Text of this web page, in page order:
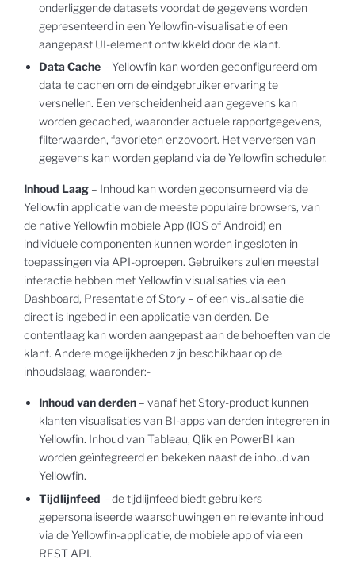
onderliggende datasets voordat de gegevens worden
gepresenteerd in een Yellowfin-visualisatie of een
aangepast UI-element ontwikkeld door de klant.
Data Cache – Yellowfin kan worden geconfigureerd om
data te cachen om de eindgebruiker ervaring te
versnellen. Een verscheidenheid aan gegevens kan
worden gecached, waaronder actuele rapportgegevens,
filterwaarden, favorieten enzovoort. Het verversen van
gegevens kan worden gepland via de Yellowfin scheduler.
Inhoud Laag – Inhoud kan worden geconsumeerd via de
Yellowfin applicatie van de meeste populaire browsers, van
de native Yellowfin mobiele App (IOS of Android) en
individuele componenten kunnen worden ingesloten in
toepassingen via API-oproepen. Gebruikers zullen meestal
interactie hebben met Yellowfin visualisaties via een
Dashboard, Presentatie of Story – of een visualisatie die
direct is ingebed in een applicatie van derden. De
contentlaag kan worden aangepast aan de behoeften van de
klant. Andere mogelijkheden zijn beschikbaar op de
inhoudslaag, waaronder:-
Inhoud van derden – vanaf het Story-product kunnen
klanten visualisaties van BI-apps van derden integreren in
Yellowfin. Inhoud van Tableau, Qlik en PowerBI kan
worden geïntegreerd en bekeken naast de inhoud van
Yellowfin.
Tijdlijnfeed – de tijdlijnfeed biedt gebruikers
gepersonaliseerde waarschuwingen en relevante inhoud
via de Yellowfin-applicatie, de mobiele app of via een
REST API.